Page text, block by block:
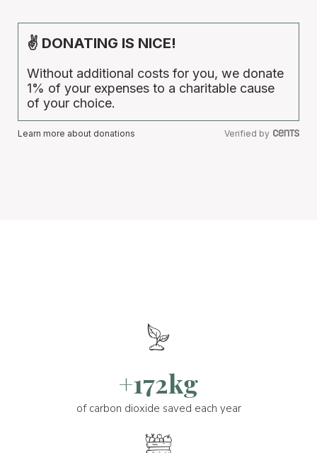
✌ DONATING IS NICE!
Without additional costs for you, we donate
1% of your expenses to a charitable cause
of your choice.
Learn more about donations Verified by
+172kg
of carbon dioxide saved each year